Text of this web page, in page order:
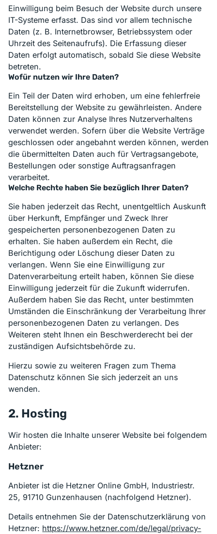
Einwilligung beim Besuch der Website durch unsere
IT-Systeme erfasst. Das sind vor allem technische
Daten (z. B. Internetbrowser, Betriebssystem oder
Uhrzeit des Seitenaufrufs). Die Erfassung dieser
Daten erfolgt automatisch, sobald Sie diese Website
betreten.
Wofür nutzen wir Ihre Daten?
Ein Teil der Daten wird erhoben, um eine fehlerfreie
Bereitstellung der Website zu gewährleisten. Andere
Daten können zur Analyse Ihres Nutzerverhaltens
verwendet werden. Sofern über die Website Verträge
geschlossen oder angebahnt werden können, werden
die übermittelten Daten auch für Vertragsangebote,
Bestellungen oder sonstige Auftragsanfragen
verarbeitet.
Welche Rechte haben Sie bezüglich Ihrer Daten?
Sie haben jederzeit das Recht, unentgeltlich Auskunft
über Herkunft, Empfänger und Zweck Ihrer
gespeicherten personenbezogenen Daten zu
erhalten. Sie haben außerdem ein Recht, die
Berichtigung oder Löschung dieser Daten zu
verlangen. Wenn Sie eine Einwilligung zur
Datenverarbeitung erteilt haben, können Sie diese
Einwilligung jederzeit für die Zukunft widerrufen.
Außerdem haben Sie das Recht, unter bestimmten
Umständen die Einschränkung der Verarbeitung Ihrer
personenbezogenen Daten zu verlangen. Des
Weiteren steht Ihnen ein Beschwerderecht bei der
zuständigen Aufsichtsbehörde zu.
Hierzu sowie zu weiteren Fragen zum Thema
Datenschutz können Sie sich jederzeit an uns
wenden.
2. Hosting
Wir hosten die Inhalte unserer Website bei folgendem
Anbieter:
Hetzner
Anbieter ist die Hetzner Online GmbH, Industriestr.
25, 91710 Gunzenhausen (nachfolgend Hetzner).
Details entnehmen Sie der Datenschutzerklärung von
Hetzner: https://www.hetzner.com/de/legal/privacy-